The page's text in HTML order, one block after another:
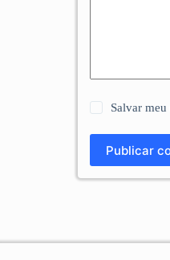
Salvar
Publicar